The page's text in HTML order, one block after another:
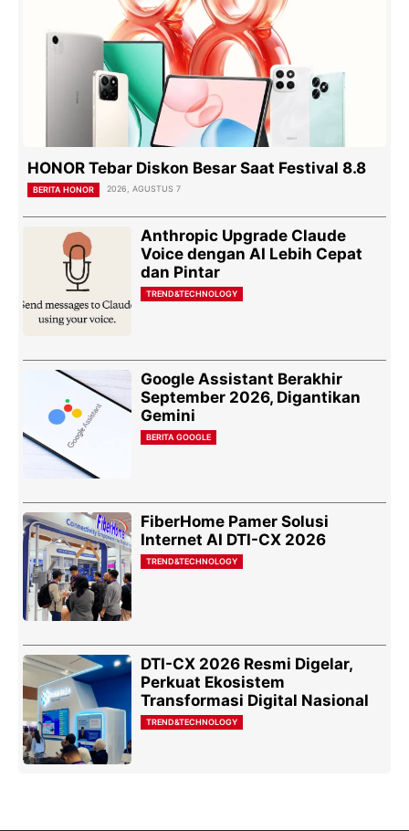
HONOR Tebar Diskon Besar Saat Festival 8.8
BERITA HONOR 2026, AGUSTUS 7
Anthropic Upgrade Claude
Voice dengan AI Lebih Cepat
dan Pintar
TREND&TECHNOLOGY
Google Assistant Berakhir
September 2026, Digantikan
Gemini
BERITA GOOGLE
FiberHome Pamer Solusi
Internet AI DTI-CX 2026
TREND&TECHNOLOGY
DTI-CX 2026 Resmi Digelar,
Perkuat Ekosistem
Transformasi Digital Nasional
TREND&TECHNOLOGY